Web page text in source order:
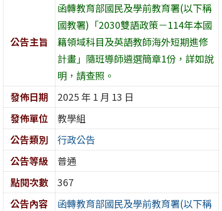
公告主旨
函轉教育部國民及學前教育署(以下稱
國教署)「2030雙語政策－114年本國
籍領域科目及英語教師海外短期進修
計畫」隨班導師遴選簡章1份，詳如說
明，請查照。
發佈日期
2025 年 1 月 13 日
發佈單位
教學組
公告類別
行政公告
公告等級
普通
點閱次數
367
公告內容
函轉教育部國民及學前教育署(以下稱